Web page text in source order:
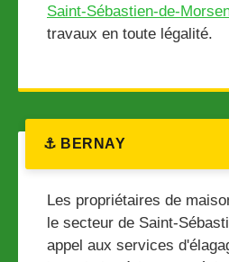
Saint-Sébastien-de-
travaux en toute légalité.
⚓ BERNAY
Les propriétaires de
le secteur de Saint-
appel aux services